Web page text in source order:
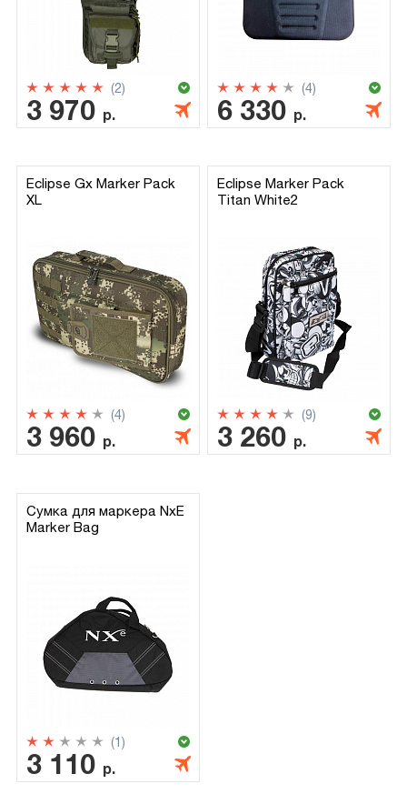
(2)
3 970 р.
(4)
6 330 р.
Eclipse Gx Marker Pack
XL
(4)
3 960 р.
Eclipse Marker Pack
Titan White2
(9)
3 260 р.
Сумка для маркера NxE
Marker Bag
(1)
3 110 р.